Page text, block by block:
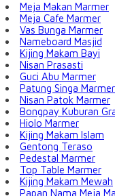
Meja Makan Marmer
Meja Cafe Marmer
Vas Bunga Marmer
Nameboard Masjid
Kijing Makam Bayi
Nisan Prasasti
Guci Abu Marmer
Patung Singa Marmer
Nisan Patok Marmer
Bongpay Kuburan
Hiolo Marmer
Kijing Makam Islam
Gentong Teraso
Pedestal Marmer
Top Table Marmer
Kijing Makam Mewah
Papan Nama Meja